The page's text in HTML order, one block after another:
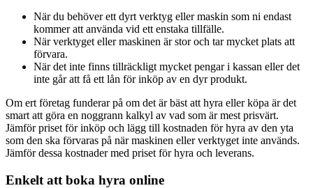
När du behöver ett dyrt verktyg eller maskin som ni endast
kommer att använda vid ett enstaka tillfälle.
När verktyget eller maskinen är stor och tar mycket plats att
förvara.
När det inte finns tillräckligt mycket pengar i kassan eller det
inte går att få ett lån för inköp av en dyr produkt.
Om ert företag funderar på om det är bäst att hyra eller köpa är det
smart att göra en noggrann kalkyl av vad som är mest prisvärt.
Jämför priset för inköp och lägg till kostnaden för hyra av den yta
som den ska förvaras på när maskinen eller verktyget inte används.
Jämför dessa kostnader med priset för hyra och leverans.
Enkelt att boka hyra online